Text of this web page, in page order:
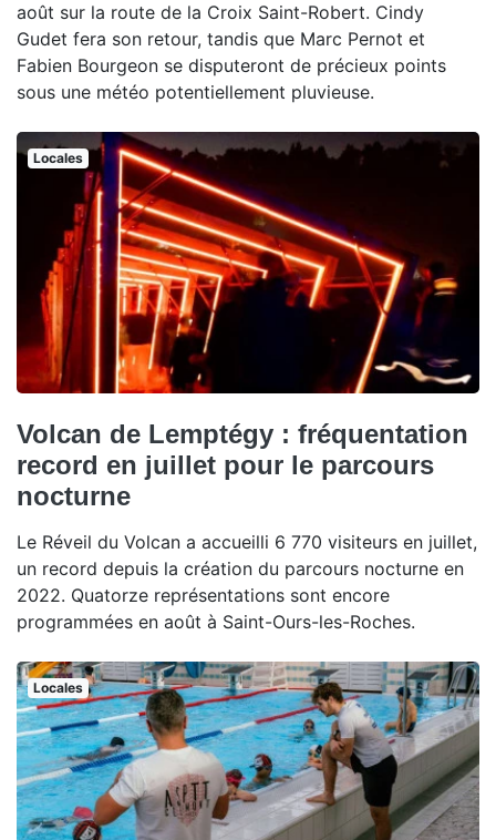
août sur la route de la Croix Saint-Robert. Cindy
Gudet fera son retour, tandis que Marc Pernot et
Fabien Bourgeon se disputeront de précieux points
sous une météo potentiellement pluvieuse.
Locales
Volcan de Lemptégy : fréquentation
record en juillet pour le parcours
nocturne
Le Réveil du Volcan a accueilli 6 770 visiteurs en juillet,
un record depuis la création du parcours nocturne en
2022. Quatorze représentations sont encore
programmées en août à Saint-Ours-les-Roches.
Locales